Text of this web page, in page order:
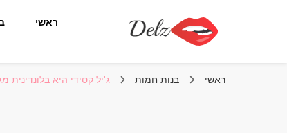
ראשי
ראשי בנות חמות ג'יל קסידי היא בלונדינית